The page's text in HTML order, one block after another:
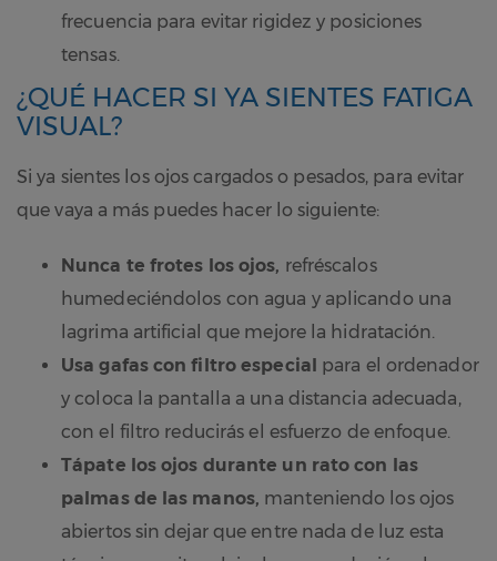
frecuencia para evitar rigidez y posiciones
tensas.
¿QUÉ HACER SI YA SIENTES FATIGA
VISUAL?
Si ya sientes los ojos cargados o pesados, para evitar
que vaya a más puedes hacer lo siguiente:
Nunca te frotes los ojos, refréscalos
humedeciéndolos con agua y aplicando una
lagrima artificial que mejore la hidratación.
Usa gafas con filtro especial para el ordenador
y coloca la pantalla a una distancia adecuada,
con el filtro reducirás el esfuerzo de enfoque.
Tápate los ojos durante un rato con las
palmas de las manos, manteniendo los ojos
abiertos sin dejar que entre nada de luz esta